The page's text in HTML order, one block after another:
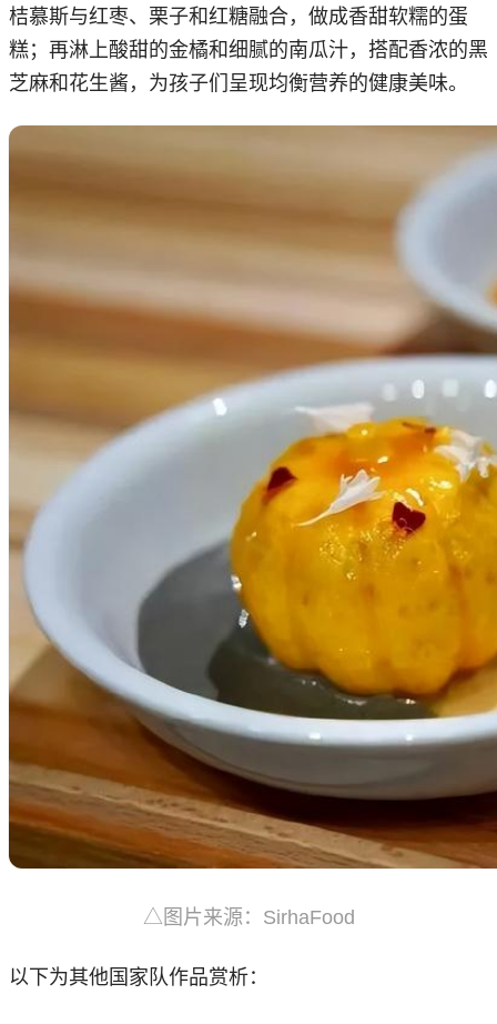
桔慕斯与红枣、栗子和红糖融合，做成香甜软糯的蛋
糕；再淋上酸甜的金橘和细腻的南瓜汁，搭配香浓的黑
芝麻和花生酱，为孩子们呈现均衡营养的健康美味。
△图片来源：SirhaFood
以下为其他国家队作品赏析：